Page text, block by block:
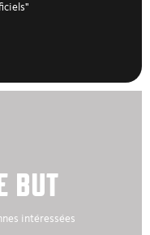
BUT
intéressées